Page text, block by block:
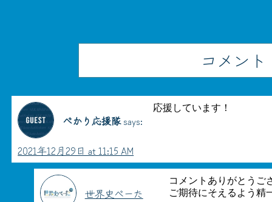
コメント
べかり応援隊says:
2021年12月29日 at 11:15 AM
応援しています！
世界史べーた
コメントありがとうご
ご期待にそえるよう精